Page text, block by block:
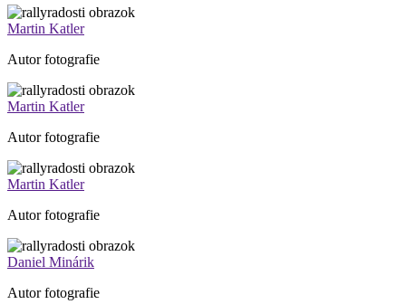
Martin Katler
Autor fotografie
Martin Katler
Autor fotografie
Martin Katler
Autor fotografie
Daniel Minárik
Autor fotografie